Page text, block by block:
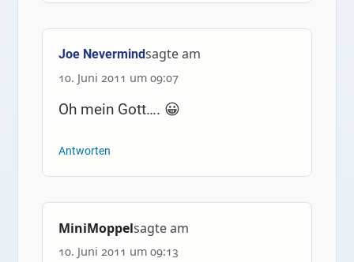
Joe Nevermindsagte am
10. Juni 2011 um 09:07
Oh mein Gott…. 😀
Antworten
MiniMoppelsagte am
10. Juni 2011 um 09:13